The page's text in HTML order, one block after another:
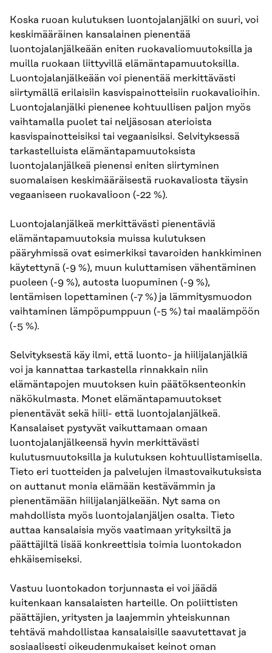
Koska ruoan kulutuksen luontojalanjälki on suuri, voi
keskimääräinen kansalainen pienentää
luontojalanjälkeään eniten ruokavaliomuutoksilla ja
muilla ruokaan liittyvillä elämäntapamuutoksilla.
Luontojalanjälkeään voi pienentää merkittävästi
siirtymällä erilaisiin kasvispainotteisiin ruokavalioihin.
Luontojalanjälki pienenee kohtuullisen paljon myös
vaihtamalla puolet tai neljäsosan aterioista
kasvispainotteisiksi tai vegaanisiksi. Selvityksessä
tarkastelluista elämäntapamuutoksista
luontojalanjälkeä pienensi eniten siirtyminen
suomalaisen keskimääräisestä ruokavaliosta täysin
vegaaniseen ruokavalioon (-22 %).
Luontojalanjälkeä merkittävästi pienentäviä
elämäntapamuutoksia muissa kulutuksen
pääryhmissä ovat esimerkiksi tavaroiden hankkiminen
käytettynä (-9 %), muun kuluttamisen vähentäminen
puoleen (-9 %), autosta luopuminen (-9 %),
lentämisen lopettaminen (-7 %) ja lämmitysmuodon
vaihtaminen lämpöpumppuun (-5 %) tai maalämpöön
(-5 %).
Selvityksestä käy ilmi, että luonto- ja hiilijalanjälkiä
voi ja kannattaa tarkastella rinnakkain niin
elämäntapojen muutoksen kuin päätöksenteonkin
näkökulmasta. Monet elämäntapamuutokset
pienentävät sekä hiili- että luontojalanjälkeä.
Kansalaiset pystyvät vaikuttamaan omaan
luontojalanjälkeensä hyvin merkittävästi
kulutusmuutoksilla ja kulutuksen kohtuullistamisella.
Tieto eri tuotteiden ja palvelujen ilmastovaikutuksista
on auttanut monia elämään kestävämmin ja
pienentämään hiilijalanjälkeään. Nyt sama on
mahdollista myös luontojalanjäljen osalta. Tieto
auttaa kansalaisia myös vaatimaan yrityksiltä ja
päättäjiltä lisää konkreettisia toimia luontokadon
ehkäisemiseksi.
Vastuu luontokadon torjunnasta ei voi jäädä
kuitenkaan kansalaisten harteille. On poliittisten
päättäjien, yritysten ja laajemmin yhteiskunnan
tehtävä mahdollistaa kansalaisille saavutettavat ja
sosiaalisesti oikeudenmukaiset keinot oman